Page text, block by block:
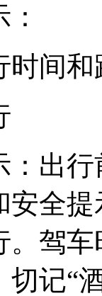
间和
出行
安全
。驾
记“